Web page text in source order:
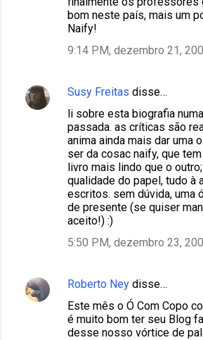
bom neste país, mais um
Naify!
9:14 PM, dezembro 21,
Susy Freitas disse…
li sobre esta biografia
passada. as críticas são
anima ainda mais dar uma
ser da cosac naify, que
livro mais lindo que o
qualidade do papel, tudo à
escritos. sem dúvida, uma
de presente (se quiser
aceito!) :)
5:50 PM, dezembro 23,
Roberto Ney disse…
Este mês o Ó Com Copo
é muito bom ter seu Blog
desse nosso vórtice de